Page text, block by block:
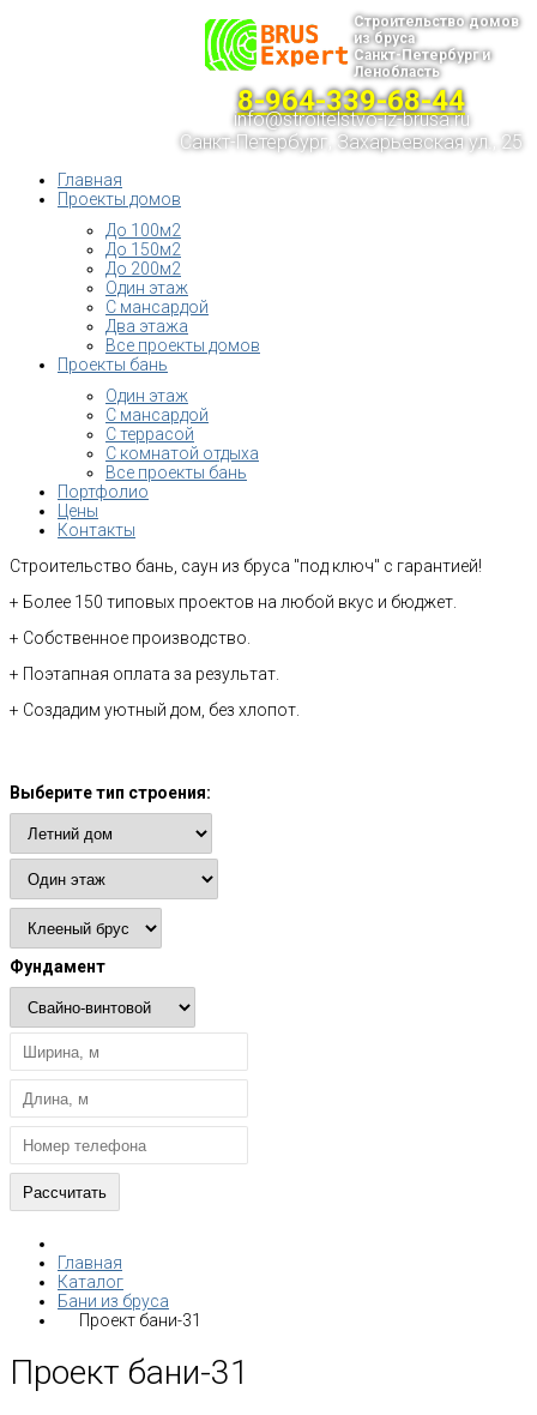
Строительство домов
из бруса
Санкт-Петербург и
Ленобласть
8-964-339-68-44
info@stroitelstvo-iz-brusa.ru
Санкт-Петербург, Захарьевская ул., 25
Главная
Проекты домов
До 100м2
До 150м2
До 200м2
Один этаж
С мансардой
Два этажа
Все проекты домов
Проекты бань
Один этаж
С мансардой
С террасой
С комнатой отдыха
Все проекты бань
Портфолио
Цены
Контакты
Строительство бань, саун из бруса "под ключ" с гарантией!
+ Более 150 типовых проектов на любой вкус и бюджет.
+ Собственное производство.
+ Поэтапная оплата за результат.
+ Создадим уютный дом, без хлопот.
Выберите тип строения:
Фундамент
Главная
Каталог
Бани из бруса
Проект бани-31
Проект бани-31